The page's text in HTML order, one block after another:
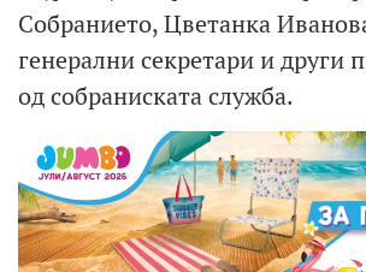
Собранието, Цветанка
генерални секретари и други
од собраниската служба.